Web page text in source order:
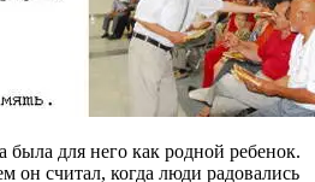
была для него как родной ребенок.
он считал, когда люди радовались